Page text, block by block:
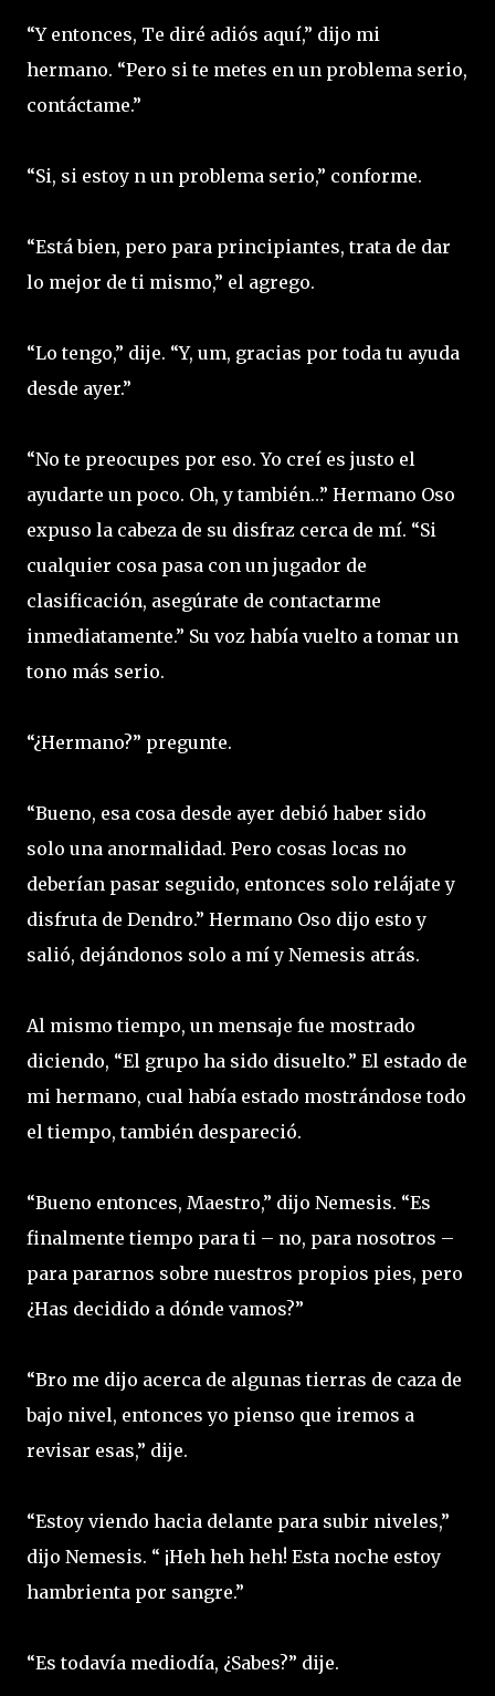
“Y entonces, Te diré adiós aquí,” dijo mi
hermano. “Pero si te metes en un problema serio,
contáctame.”
“Si, si estoy n un problema serio,” conforme.
“Está bien, pero para principiantes, trata de dar
lo mejor de ti mismo,” el agrego.
“Lo tengo,” dije. “Y, um, gracias por toda tu ayuda
desde ayer.”
“No te preocupes por eso. Yo creí es justo el
ayudarte un poco. Oh, y también…” Hermano Oso
expuso la cabeza de su disfraz cerca de mí. “Si
cualquier cosa pasa con un jugador de
clasificación, asegúrate de contactarme
inmediatamente.” Su voz había vuelto a tomar un
tono más serio.
“¿Hermano?” pregunte.
“Bueno, esa cosa desde ayer debió haber sido
solo una anormalidad. Pero cosas locas no
deberían pasar seguido, entonces solo relájate y
disfruta de Dendro.” Hermano Oso dijo esto y
salió, dejándonos solo a mí y Nemesis atrás.
Al mismo tiempo, un mensaje fue mostrado
diciendo, “El grupo ha sido disuelto.” El estado de
mi hermano, cual había estado mostrándose todo
el tiempo, también despareció.
“Bueno entonces, Maestro,” dijo Nemesis. “Es
finalmente tiempo para ti – no, para nosotros –
para pararnos sobre nuestros propios pies, pero
¿Has decidido a dónde vamos?”
“Bro me dijo acerca de algunas tierras de caza de
bajo nivel, entonces yo pienso que iremos a
revisar esas,” dije.
“Estoy viendo hacia delante para subir niveles,”
dijo Nemesis. “ ¡Heh heh heh! Esta noche estoy
hambrienta por sangre.”
“Es todavía mediodía, ¿Sabes?” dije.